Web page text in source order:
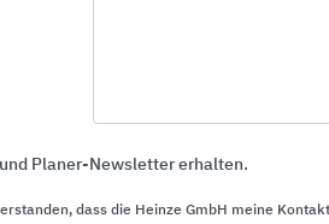
Planer-Newsletter erhalten.
dass die Heinze GmbH meine